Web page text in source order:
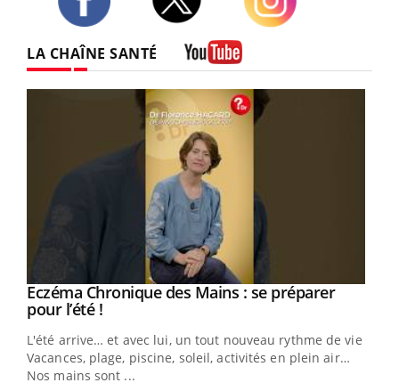
LA CHAÎNE SANTÉ
Youtube
Eczéma Chronique des Mains : se préparer
pour l’été !Youtube
L'été arrive… et avec lui, un tout nouveau rythme de vie !
Vacances, plage, piscine, soleil, activités en plein air…
Nos mains sont ...